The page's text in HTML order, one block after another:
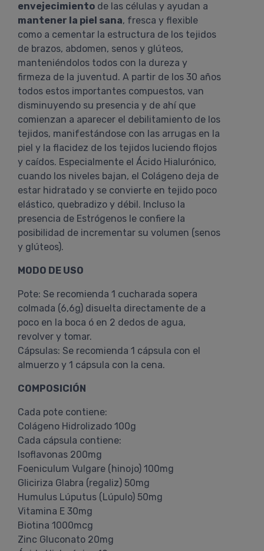
envejecimiento de las células y ayudan a
mantener la piel sana, fresca y flexible
como a cementar la estructura de los tejidos
de brazos, abdomen, senos y glúteos,
manteniéndolos todos con la dureza y
firmeza de la juventud. A partir de los 30 años
todos estos importantes compuestos, van
disminuyendo su presencia y de ahí que
comienzan a aparecer el debilitamiento de los
tejidos, manifestándose con las arrugas en la
piel y la flacidez de los tejidos luciendo flojos
y caídos. Especialmente el Ácido Hialurónico,
cuando los niveles bajan, el Colágeno deja de
estar hidratado y se convierte en tejido poco
elástico, quebradizo y débil. Incluso la
presencia de Estrógenos le confiere la
posibilidad de incrementar su volumen (senos
y glúteos).
MODO DE USO
Pote: Se recomienda 1 cucharada sopera
colmada (6,6g) disuelta directamente de a
poco en la boca ó en 2 dedos de agua,
revolver y tomar.
Cápsulas: Se recomienda 1 cápsula con el
almuerzo y 1 cápsula con la cena.
COMPOSICIÓN
Cada pote contiene:
Colágeno Hidrolizado 100g
Cada cápsula contiene:
Isoflavonas 200mg
Foeniculum Vulgare (hinojo) 100mg
Gliciriza Glabra (regaliz) 50mg
Humulus Lúputus (Lúpulo) 50mg
Vitamina E 30mg
Biotina 1000mcg
Zinc Gluconato 20mg